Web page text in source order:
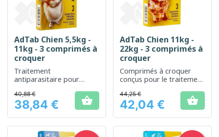
AdTab Chien 5,5kg -
11kg - 3 comprimés à
croquer
Traitement
antiparasitaire pour
puces et les tiques
Prix
40,88 €
38,84 € 
AdTab Chien 11kg -
22kg - 3 comprimés à
croquer
Comprimés à croquer
conçus pour le traitement
chiens de taille moyenne
Prix
44,25 €
42,04 € 